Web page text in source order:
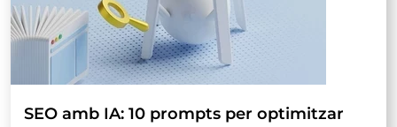
SEO amb IA: 10 prompts per optimitzar